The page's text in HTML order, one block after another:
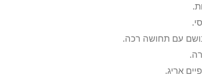
עם תחושה רכה.
אריג.